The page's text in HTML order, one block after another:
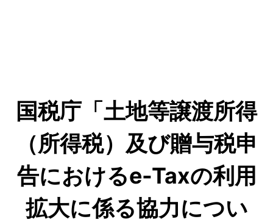
国税庁「土地等譲渡所得
（所得税）及び贈与税申
告におけるe-Taxの利用
拡大に係る協力につい